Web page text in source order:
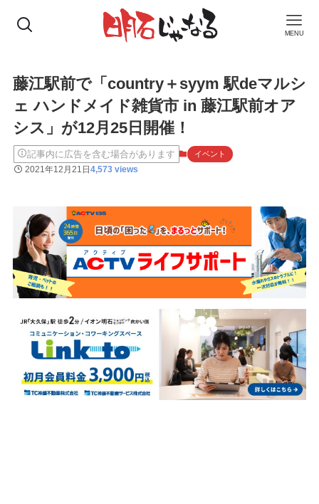
MENU
藤江駅前で「country＋syym 駅deマルシ
ェ ハンドメイド雑貨市 in 藤江駅前オア
シス」が12月25日開催！
記事内に広告を含む場合があります イベント
2021年12月21日4,573 views